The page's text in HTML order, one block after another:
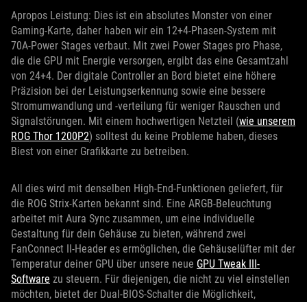
Apropos Leistung: Dies ist ein absolutes Monster von einer
Gaming-Karte, daher haben wir ein 12+4-Phasen-System mit
70A-Power Stages verbaut. Mit zwei Power Stages pro Phase,
die die GPU mit Energie versorgen, ergibt das eine Gesamtzahl
von 24+4. Der digitale Controller an Bord bietet eine höhere
Präzision bei der Leistungserkennung sowie eine bessere
Stromumwandlung und -verteilung für weniger Rauschen und
Signalstörungen. Mit einem hochwertigen Netzteil (wie unserem
ROG Thor 1200P2) solltest du keine Probleme haben, dieses
Biest von einer Grafikkarte zu betreiben.
All dies wird mit denselben High-End-Funktionen geliefert, für
die ROG Strix-Karten bekannt sind. Eine ARGB-Beleuchtung
arbeitet mit Aura Sync zusammen, um eine individuelle
Gestaltung für dein Gehäuse zu bieten, während zwei
FanConnect II-Header es ermöglichen, die Gehäuselüfter mit der
Temperatur deiner GPU über unsere neue GPU Tweak III-
Software zu steuern. Für diejenigen, die nicht zu viel einstellen
möchten, bietet der Dual-BIOS-Schalter die Möglichkeit,